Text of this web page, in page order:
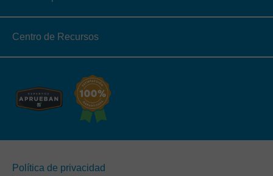
Centro de Recursos
Política de privacidad